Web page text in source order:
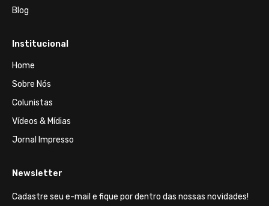
Blog
Institucional
Home
Sobre Nós
Colunistas
Vídeos & Mídias
Jornal Impresso
Newsletter
Cadastre seu e-mail e fique por dentro das nossas novidades!